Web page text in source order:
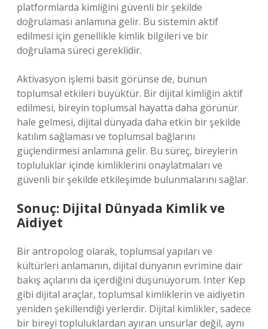
platformlarda kimliğini güvenli bir şekilde
doğrulaması anlamına gelir. Bu sistemin aktif
edilmesi için genellikle kimlik bilgileri ve bir
doğrulama süreci gereklidir.
Aktivasyon işlemi basit görünse de, bunun
toplumsal etkileri büyüktür. Bir dijital kimliğin aktif
edilmesi, bireyin toplumsal hayatta daha görünür
hale gelmesi, dijital dünyada daha etkin bir şekilde
katılım sağlaması ve toplumsal bağlarını
güçlendirmesi anlamına gelir. Bu süreç, bireylerin
topluluklar içinde kimliklerini onaylatmaları ve
güvenli bir şekilde etkileşimde bulunmalarını sağlar.
Sonuç: Dijital Dünyada Kimlik ve
Aidiyet
Bir antropolog olarak, toplumsal yapıları ve
kültürleri anlamanın, dijital dünyanın evrimine dair
bakış açılarını da içerdiğini düşünüyorum. Inter Kep
gibi dijital araçlar, toplumsal kimliklerin ve aidiyetin
yeniden şekillendiği yerlerdir. Dijital kimlikler, sadece
bir bireyi topluluklardan ayıran unsurlar değil, aynı